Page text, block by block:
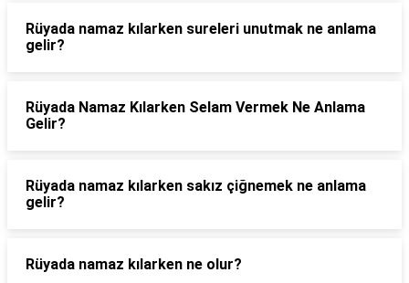
Rüyada namaz kılarken sureleri unutmak ne anlama
gelir?
Rüyada Namaz Kılarken Selam Vermek Ne Anlama
Gelir?
Rüyada namaz kılarken sakız çiğnemek ne anlama
gelir?
Rüyada namaz kılarken ne olur?